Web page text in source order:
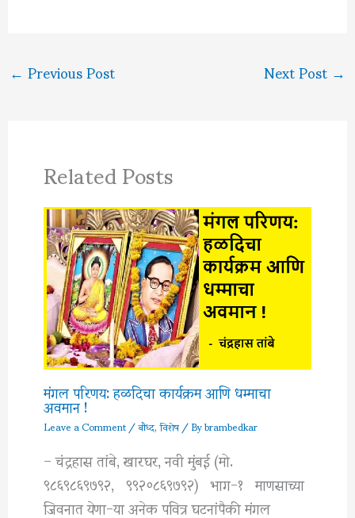
←Previous Post Next Post→
Related Posts
मंगल परिणय: हळदिचा कार्यक्रम आणि धम्माचा
अवमान !
Leave a Comment/बौध्द,विशेष/ Bybrambedkar
– चंद्रहास तांबे, खारघर, नवी मुंबई (मो.
९८६९८६९७९२, ९९२०८६९७९२) भाग-१ माणसाच्या
जिवनात येणा-या अनेक पवित्र घटनांपैकी मंगल